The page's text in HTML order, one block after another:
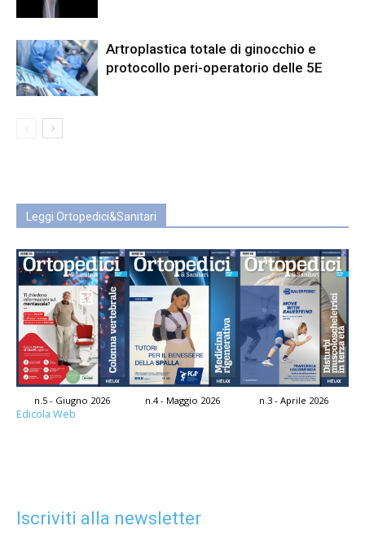
Artroplastica totale di ginocchio e
protocollo peri-operatorio delle 5E
Leggi Ortopedici&Sanitari
n.5 - Giugno 2026 n.4 - Maggio 2026 n.3 - Aprile 2026
Edicola Web
Iscriviti alla newsletter